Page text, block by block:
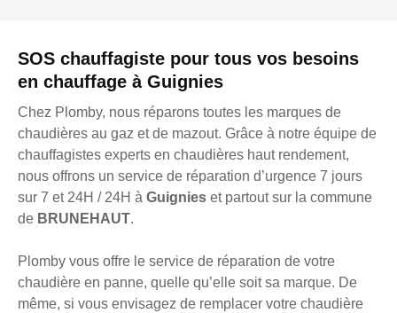
SOS chauffagiste pour tous vos besoins
en chauffage à Guignies
Chez Plomby, nous réparons toutes les marques de
chaudières au gaz et de mazout. Grâce à notre équipe de
chauffagistes experts en chaudières haut rendement,
nous offrons un service de réparation d’urgence 7 jours
sur 7 et 24H / 24H à Guignies et partout sur la commune
de BRUNEHAUT.
Plomby vous offre le service de réparation de votre
chaudière en panne, quelle qu’elle soit sa marque. De
même, si vous envisagez de remplacer votre chaudière